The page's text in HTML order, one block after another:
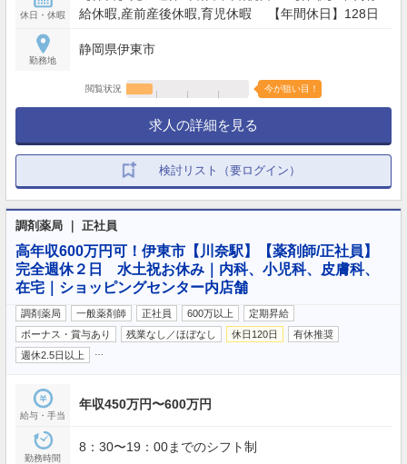
休日・休暇
給休暇,産前産後休暇,育児休暇 【年間休日】128日
勤務地
静岡県伊東市
閲覧状況 今が狙い目！
求人の詳細を見る
検討リスト（要ログイン）
調剤薬局 ｜ 正社員
高年収600万円可！伊東市【川奈駅】【薬剤師/正社員】
完全週休２日 水土祝お休み｜内科、小児科、皮膚科、
在宅｜ショッピングセンター内店舗
調剤薬局 一般薬剤師 正社員 600万以上
定期昇給
ボーナス・賞与あり
残業なし／ほぼなし 休日120日
有休推奨
週休2.5日以上
給与・手当
年収450万円〜600万円
勤務時間
8：30〜19：00までのシフト制